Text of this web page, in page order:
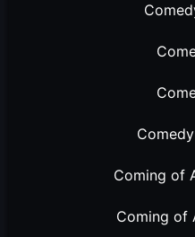
Coming of
Coming of